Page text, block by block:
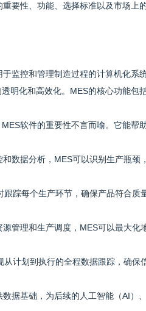
重要性、功能、选择标准以及市场上
监控和管理制造过程的计算机化
明化和高效化。MES的核心功能
软件的重要性不言而喻。它能帮
数据分析，MES可以识别生产瓶
跟踪每个生产环节，确保产品符合质
管理和生产调度，MES可以最大
计划到执行的全程数据跟踪，确
据基础，为后续的人工智能（AI）